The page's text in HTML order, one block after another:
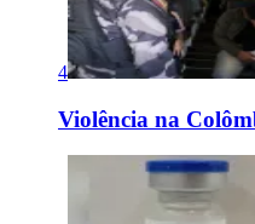
4
Violência na